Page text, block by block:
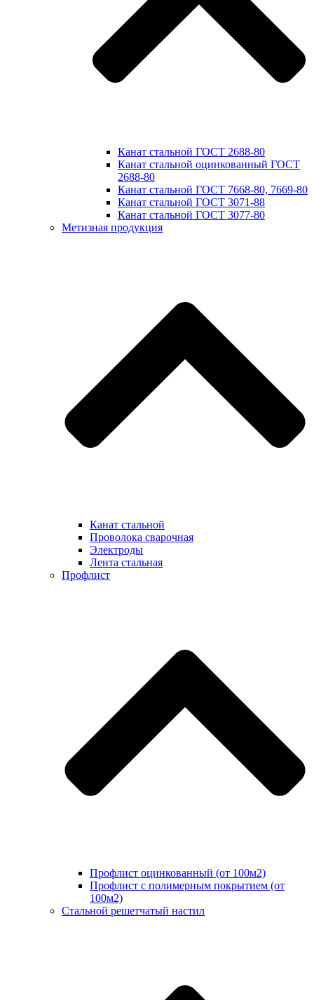
Канат стальной ГОСТ 2688-80
Канат стальной оцинкованный ГОСТ
2688-80
Канат стальной ГОСТ 7668-80, 7669-80
Канат стальной ГОСТ 3071-88
Канат стальной ГОСТ 3077-80
Метизная продукция
Канат стальной
Проволока сварочная
Электроды
Лента стальная
Профлист
Профлист оцинкованный (от 100м2)
Профлист с полимерным покрытием (от
100м2)
Стальной решетчатый настил